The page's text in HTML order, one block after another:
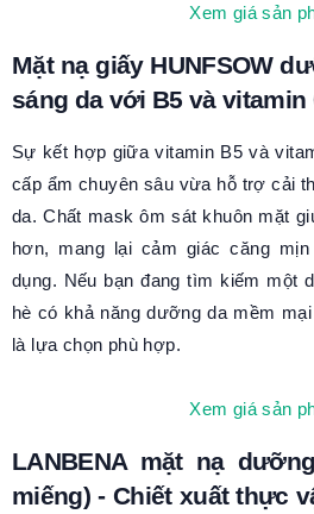
Xem giá sản
Mặt nạ giấy HUNFSOW
sáng da với B5 và vitamin
Sự kết hợp giữa vitamin B5 và
cấp ẩm chuyên sâu vừa hỗ trợ cải
da. Chất mask ôm sát khuôn mặt
hơn, mang lại cảm giác căng
dụng. Nếu bạn đang tìm kiếm một
hè có khả năng dưỡng da mềm
là lựa chọn phù hợp.
Xem giá sản
LANBENA mặt nạ
miếng) - Chiết xuất thực